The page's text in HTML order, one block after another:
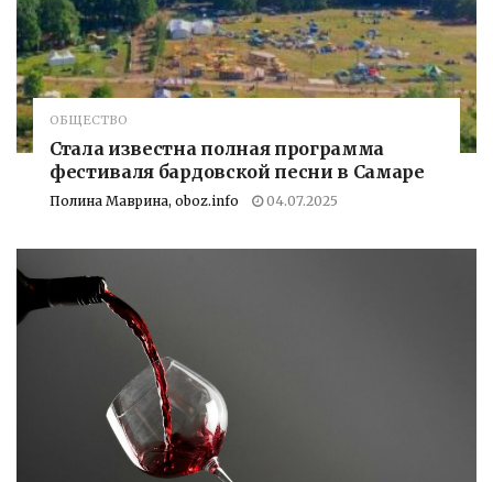
ОБЩЕСТВО
Стала известна полная программа
фестиваля бардовской песни в Самаре
Полина Маврина, oboz.info 04.07.2025